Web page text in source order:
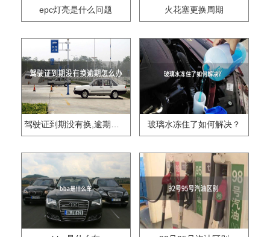
epc灯亮是什么问题 火花塞更换周期
驾驶证到期没有换,逾期怎么办?? 玻璃水冻住了如何解决？